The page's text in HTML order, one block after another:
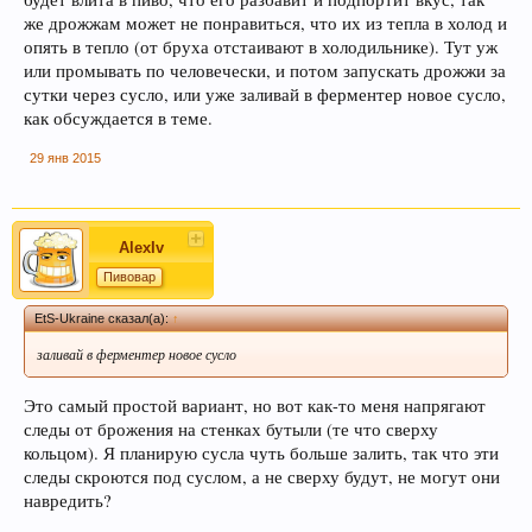
форума обратится с конкретным вопросом -
просьба уточнить в чате этот момент, Вам
будут предложены подходящие разделы, в
которых Вы сможете задать свой вопрос, либо
найти ответ на него, если такой вопрос уже
поднимался на обсуждение.
Уважаемые пивовары, при прочтении
же дрожжам может не понравиться, что их из тепла в холод и
опять в тепло (от бруха отстаивают в холодильнике). Тут уж
или промывать по человечески, и потом запускать дрожжи за
сутки через сусло, или уже заливай в ферментер новое сусло,
как обсуждается в теме.
29 янв 2015
AlexIv
Пивовар
EtS-Ukraine сказал(а):↑
заливай в ферментер новое сусло
Это самый простой вариант, но вот как-то меня напрягают
следы от брожения на стенках бутыли (те что сверху
кольцом). Я планирую сусла чуть больше залить, так что эти
следы скроются под суслом, а не сверху будут, не могут они
навредить?